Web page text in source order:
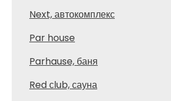
Next, автокомплекс
Par house
Parhause, баня
Red сlub, сауна